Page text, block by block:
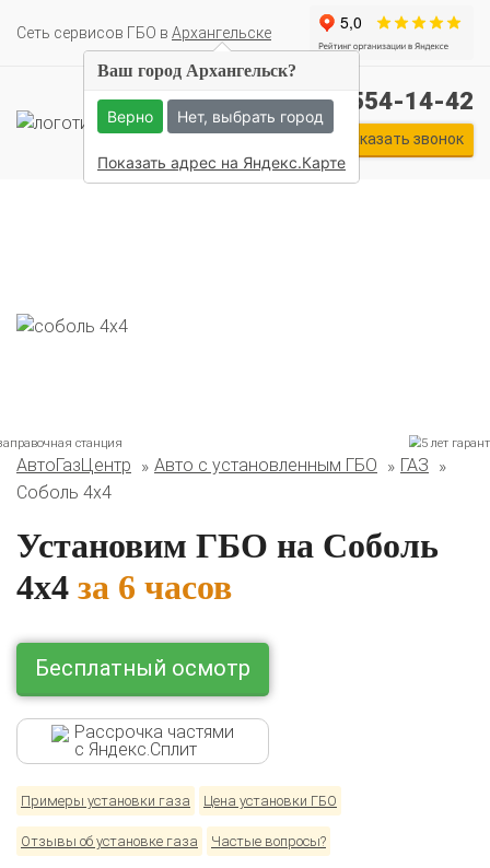
Cеть сервисов ГБО в Архангельске
BMW
Ford Geely
Renault Skoda Toyota
+7 (911) 554-14-42
Заказать звонок
АвтоГазЦентр Авто с установленным ГБО
ГАЗ
Соболь 4х4
Установим ГБО на Соболь
4х4 за 6 часов
Бесплатный осмотр
Рассрочка частями
с Яндекс.Сплит
Примеры установки газа Цена установки ГБО
Отзывы об установке газа Частые вопросы?
Ваш город Архангельск?
Верно Нет, выбрать город
Показать адрес на Яндекс.Карте